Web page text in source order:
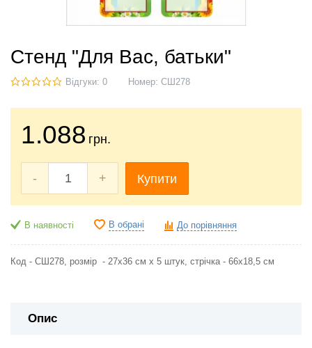
Стенд "Для Вас, батьки"
Відгуки: 0 Номер: СШ278
1.088 грн.
- + Купити
В наявності В обрані До порівняння
Код - СШ278, розмір - 27х36 см х 5 штук, стрічка - 66х18,5 см
Опис